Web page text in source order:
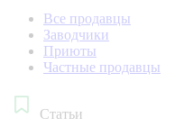
Все продавцы
Заводчики
Приюты
Частные продавцы
Статьи